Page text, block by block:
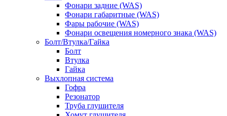
Фонари задние (WAS)
Фонари габаритные (WAS)
Фары рабочие (WAS)
Фонари освещения номерного знака (WAS)
Болт/Втулка/Гайка
Болт
Втулка
Гайка
Выхлопная система
Гофра
Резонатор
Труба глушителя